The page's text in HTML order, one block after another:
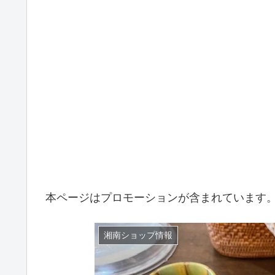
本ページはプロモーションが含まれています
湘南ショップ情報